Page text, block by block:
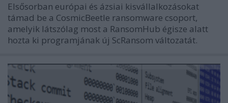
Elsősorban európai és ázsiai kisvállalkozásokat
támad be a CosmicBeetle ransomware csoport,
amelyik látszólag most a RansomHub égisze alatt
hozta ki programjának új ScRansom változatát.